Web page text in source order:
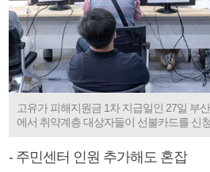
고유가 피해지원금 1차 지급일인 27일 부
에서 취약계층 대상자들이 선불카드를 신
- 주민센터 인원 추가해도 혼잡